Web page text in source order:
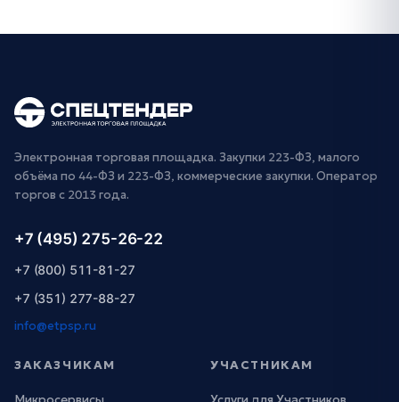
Электронная торговая площадка. Закупки 223-ФЗ, малого
объёма по 44-ФЗ и 223-ФЗ, коммерческие закупки. Оператор
торгов с 2013 года.
+7 (495) 275-26-22
+7 (800) 511-81-27
+7 (351) 277-88-27
info@etpsp.ru
ЗАКАЗЧИКАМ УЧАСТНИКАМ